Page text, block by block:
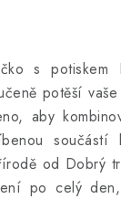
s
potěší
aby
součástí
od Dobrý
po celý